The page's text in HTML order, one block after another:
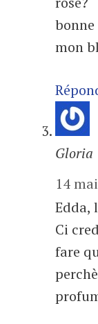
mon
Gloria
14
Edda,
Ci
fare